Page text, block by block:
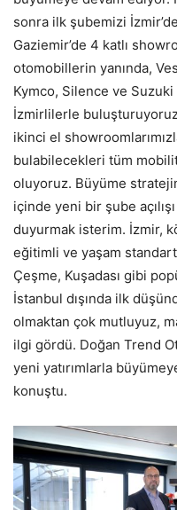
sonra ilk şubemizi
Gaziemir’de 4 katlı
otomobillerin yanında,
Kymco, Silence ve
İzmirlilerle
ikinci el
bulabilecekleri tüm
oluyoruz. Büyüme
içinde yeni bir şube
duyurmak isterim. İzmir,
eğitimli ve yaşam
Çeşme, Kuşadası gibi
İstanbul dışında ilk
olmaktan çok mutluyuz,
ilgi gördü. Doğan Trend
yeni yatırımlarla
konuştu.